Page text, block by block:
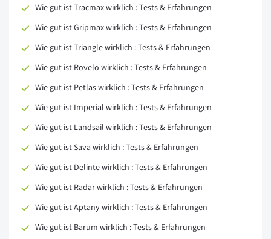
Wie gut ist Tracmax wirklich : Tests & Erfahrungen
Wie gut ist Gripmax wirklich : Tests & Erfahrungen
Wie gut ist Triangle wirklich : Tests & Erfahrungen
Wie gut ist Rovelo wirklich : Tests & Erfahrungen
Wie gut ist Petlas wirklich : Tests & Erfahrungen
Wie gut ist Imperial wirklich : Tests & Erfahrungen
Wie gut ist Landsail wirklich : Tests & Erfahrungen
Wie gut ist Sava wirklich : Tests & Erfahrungen
Wie gut ist Delinte wirklich : Tests & Erfahrungen
Wie gut ist Radar wirklich : Tests & Erfahrungen
Wie gut ist Aptany wirklich : Tests & Erfahrungen
Wie gut ist Barum wirklich : Tests & Erfahrungen